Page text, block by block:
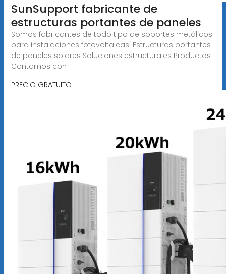
SunSupport fabricante de
estructuras portantes de paneles
Somos fabricantes de todo tipo de soportes metálicos
para instalaciones fotovoltaicas. Estructuras portantes
de paneles solares Soluciones estructurales Productos
Contamos con
PRECIO GRATUITO